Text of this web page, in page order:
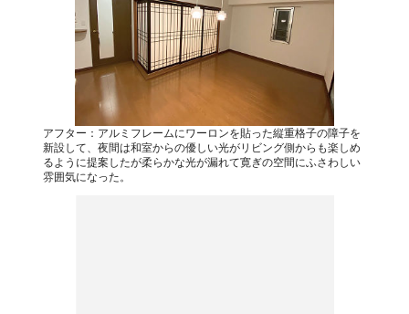
アフター：アルミフレームにワーロンを貼った縦重格子の障子を
新設して、夜間は和室からの優しい光がリビング側からも楽しめ
るように提案したが柔らかな光が漏れて寛ぎの空間にふさわしい
雰囲気になった。